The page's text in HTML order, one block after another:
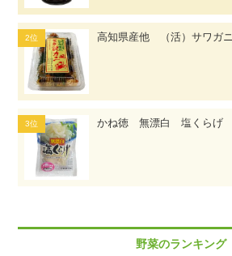
高知県産他 （活）サワガニ
かね徳 無漂白 塩くらげ
野菜のランキング